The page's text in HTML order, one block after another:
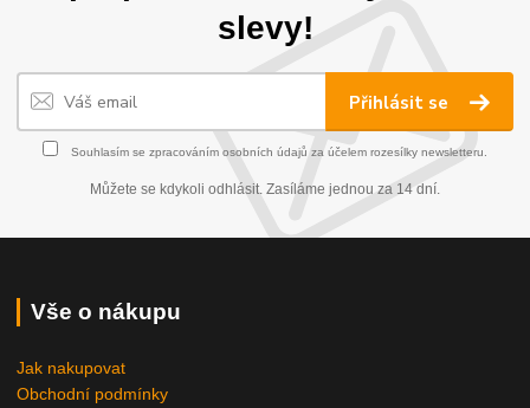
slevy!
Přihlásit se
Souhlasím se zpracováním osobních údajů za účelem rozesílky newsletteru.
Můžete se kdykoli odhlásit. Zasíláme jednou za 14 dní.
Vše o nákupu
Jak nakupovat
Obchodní podmínky